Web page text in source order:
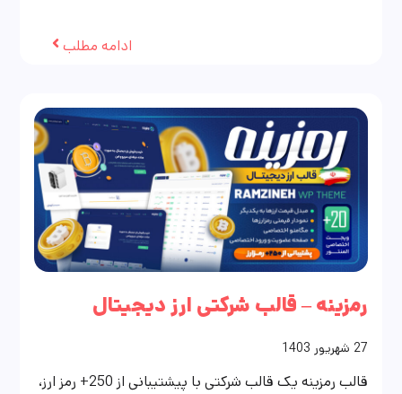
ادامه مطلب
رمزینه – قالب شرکتی ارز دیجیتال
27 شهریور 1403
قالب رمزینه یک قالب شرکتی با پیشتیبانی از 250+ رمز ارز،